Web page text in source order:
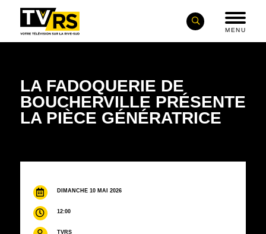
MENU
LA FADOQUERIE DE
BOUCHERVILLE PRÉSENTE
LA PIÈCE GÉNÉRATRICE
DIMANCHE 10 MAI 2026
12:00
TVRS